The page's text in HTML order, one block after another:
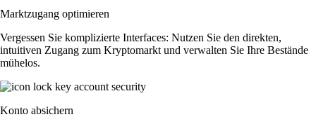
Marktzugang optimieren
Vergessen Sie komplizierte Interfaces: Nutzen Sie den direkten,
intuitiven Zugang zum Kryptomarkt und verwalten Sie Ihre Bestände
mühelos.
Konto absichern